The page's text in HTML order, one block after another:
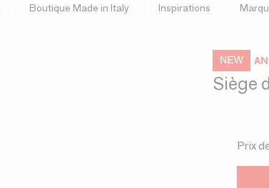
Boutique Made in Italy Inspirations
Siège
Prix